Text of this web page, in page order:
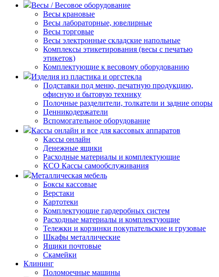
Весы / Весовое оборудование
Весы крановые
Весы лабораторные, ювелирные
Весы торговые
Весы электронные складские напольные
Комплексы этикетирования (весы с печатью
этикеток)
Комплектующие к весовому оборудованию
Изделия из пластика и оргстекла
Подставки под меню, печатную продукцию,
офисную и бытовую технику
Полочные разделители, толкатели и задние опоры
Ценникодержатели
Вспомогательное оборудование
Кассы онлайн и все для кассовых аппаратов
Кассы онлайн
Денежные ящики
Расходные материалы и комплектующие
КСО Кассы самообслуживания
Металлическая мебель
Боксы кассовые
Верстаки
Картотеки
Комплектующие гардеробных систем
Расходные материалы и комплектующие
Тележки и корзинки покупательские и грузовые
Шкафы металлические
Ящики почтовые
Скамейки
Клининг
Поломоечные машины